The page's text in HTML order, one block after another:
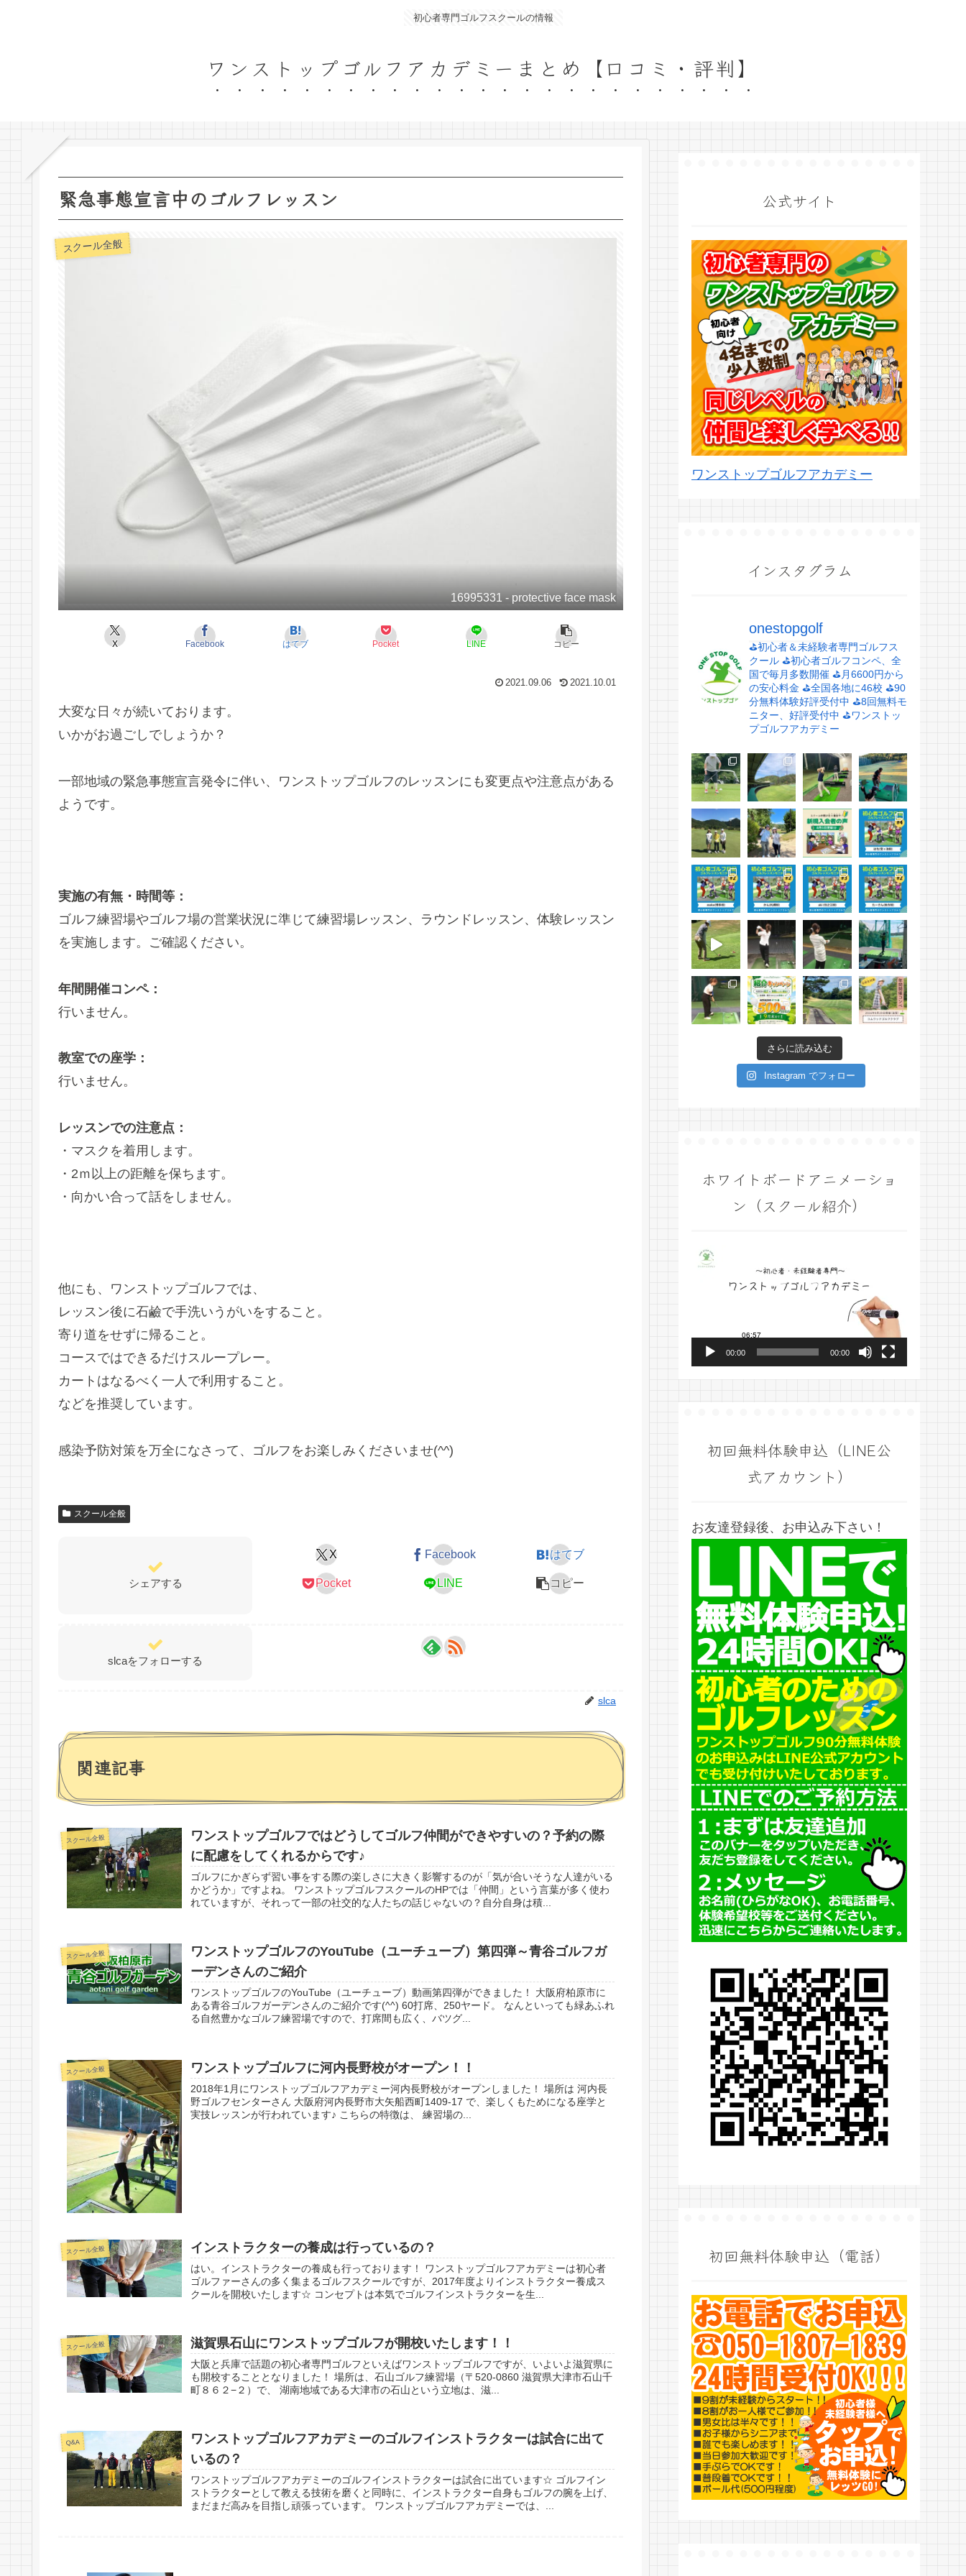
初心者専門ゴルフスクールの情報
ワンストップゴルフアカデミーまとめ【口コミ・評判】
緊急事態宣言中のゴルフレッスン
スクール全般
16995331 - protective face mask
X Facebook はてブ Pocket LINE コピー
2021.09.06 2021.10.01
大変な日々が続いております。
いかがお過ごしでしょうか？
一部地域の緊急事態宣言発令に伴い、ワンストップゴルフのレッスンにも変更点や注意点がある
ようです。
実施の有無・時間等：
ゴルフ練習場やゴルフ場の営業状況に準じて練習場レッスン、ラウンドレッスン、体験レッスン
を実施します。ご確認ください。
年間開催コンペ：
行いません。
教室での座学：
行いません。
レッスンでの注意点：
・マスクを着用します。
・2ｍ以上の距離を保ちます。
・向かい合って話をしません。
他にも、ワンストップゴルフでは、
レッスン後に石鹼で手洗いうがいをすること。
寄り道をせずに帰ること。
コースではできるだけスループレー。
カートはなるべく一人で利用すること。
などを推奨しています。
感染予防対策を万全になさって、ゴルフをお楽しみくださいませ(^^)
スクール全般
シェアする
X Facebook はてブ
Pocket LINE コピー
slcaをフォローする
slca
関連記事
スクール全般
ワンストップゴルフではどうしてゴルフ仲間ができやすいの？予約の際
に配慮をしてくれるからです♪
ゴルフにかぎらず習い事をする際の楽しさに大きく影響するのが「気が合いそうな人達がいる
かどうか」ですよね。 ワンストップゴルフスクールのHPでは「仲間」という言葉が多く使わ
れていますが、それって一部の社交的な人たちの話じゃないの？自分自身は積...
スクール全般
ワンストップゴルフのYouTube（ユーチューブ）第四弾～青谷ゴルフガ
ーデンさんのご紹介
ワンストップゴルフのYouTube（ユーチューブ）動画第四弾ができました！ 大阪府柏原市に
ある青谷ゴルフガーデンさんのご紹介です(^^) 60打席、250ヤード。 なんといっても緑あふれ
る自然豊かなゴルフ練習場ですので、打席間も広く、バツグ...
スクール全般 ワンストップゴルフに河内長野校がオープン！！
2018年1月にワンストップゴルフアカデミー河内長野校がオープンしました！ 場所は 河内長
野ゴルフセンターさん 大阪府河内長野市大矢船西町1409-17 で、楽しくもためになる座学と
実技レッスンが行われています♪ こちらの特徴は、 練習場の...
スクール全般 インストラクターの養成は行っているの？
はい。インストラクターの養成も行っております！ ワンストップゴルフアカデミーは初心者
ゴルファーさんの多く集まるゴルフスクールですが、2017年度よりインストラクター養成ス
クールを開校いたします☆ コンセプトは本気でゴルフインストラクターを生...
スクール全般 滋賀県石山にワンストップゴルフが開校いたします！！
大阪と兵庫で話題の初心者専門ゴルフといえばワンストップゴルフですが、いよいよ滋賀県に
も開校することとなりました！ 場所は、石山ゴルフ練習場（〒520-0860 滋賀県大津市石山千
町８６２−２）で、 湖南地域である大津市の石山という立地は、滋...
Q&A
ワンストップゴルフアカデミーのゴルフインストラクターは試合に出て
いるの？
ワンストップゴルフアカデミーのゴルフインストラクターは試合に出ています☆ ゴルフイン
ストラクターとして教える技術を磨くと同時に、インストラクター自身もゴルフの腕を上げ、
まだまだ高みを目指し頑張っています。 ワンストップゴルフアカデミーでは、...
公式サイト
ワンストップゴルフアカデミー
インスタグラム
onestopgolf
⛳️初心者＆未経験者専門ゴルフス
クール ⛳️初心者ゴルフコンペ、全
国で毎月多数開催 ⛳️月6600円から
の安心料金 ⛳️全国各地に46校 ⛳️90
分無料体験好評受付中 ⛳️8回無料モ
ニター、好評受付中 ⛳️ワンストッ
プゴルフアカデミー
さらに読み込む
Instagram でフォロー
ホワイトボードアニメーショ
ン（スクール紹介）
動
ヤ
00:00 00:00
初回無料体験申込（LINE公
式アカウント）
お友達登録後、お申込み下さい！
初回無料体験申込（電話）